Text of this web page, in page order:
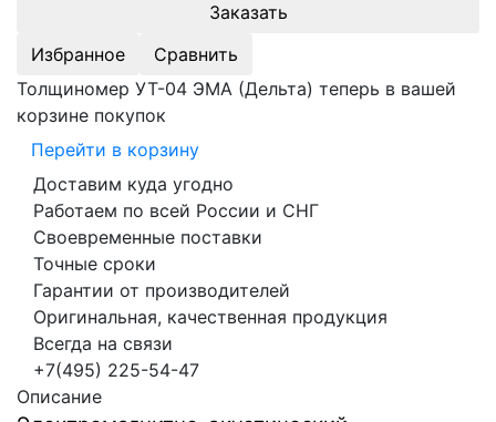
Заказать
Избранное
Сравнить
Толщиномер УТ-04 ЭМА (Дельта) теперь в вашей
корзине покупок
Перейти в корзину
Доставим куда угодно
Работаем по всей России и СНГ
Своевременные поставки
Точные сроки
Гарантии от производителей
Оригинальная, качественная продукция
Всегда на связи
+7(495) 225-54-47
Описание